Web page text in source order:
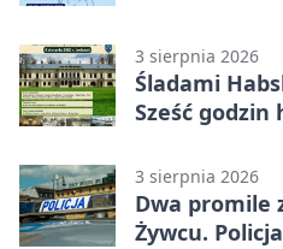
3 sierpnia 2026
Śladami
Sześć
3 sierpnia 2026
Dwa promile
Żywcu.